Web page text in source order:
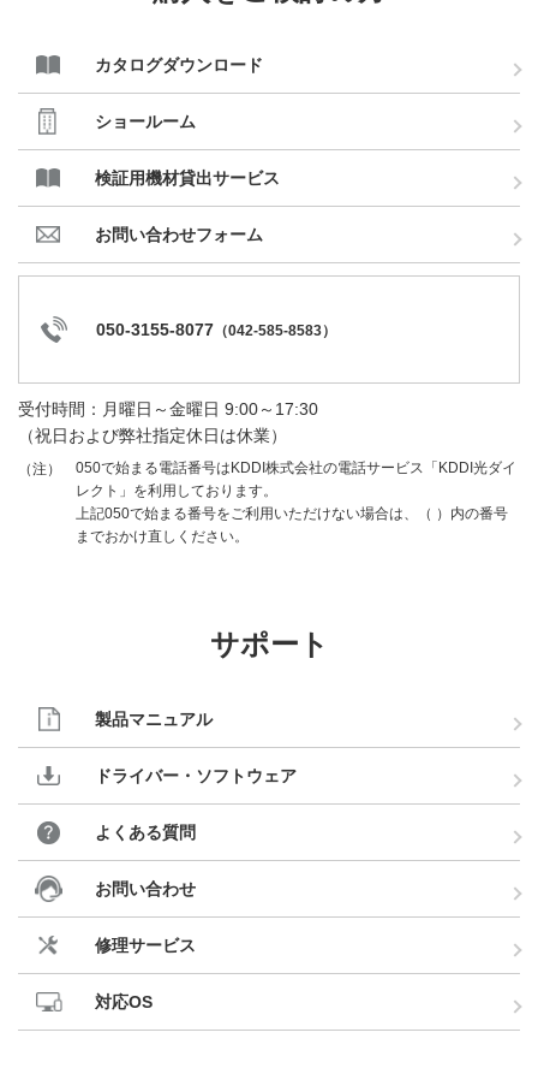
カタログダウンロード
ショールーム
検証用機材貸出サービス
お問い合わせフォーム
050-3155-8077 （042-585-8583）
受付時間：月曜日～金曜日 9:00～17:30
（祝日および弊社指定休日は休業）
（注）
050で始まる電話番号はKDDI株式会社の電話サービス「KDDI光ダイ
レクト」を利用しております。
上記050で始まる番号をご利用いただけない場合は、（ ）内の番号
までおかけ直しください。
サポート
製品マニュアル
ドライバー・ソフトウェア
よくある質問
お問い合わせ
修理サービス
対応OS